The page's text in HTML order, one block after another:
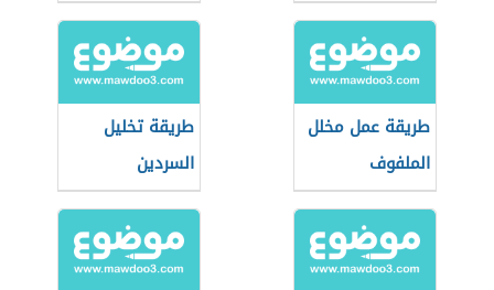
طريقة عمل مخلل
الملفوف
طريقة تخليل
السردين